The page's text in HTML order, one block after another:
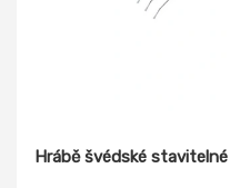
Hrábě švédské